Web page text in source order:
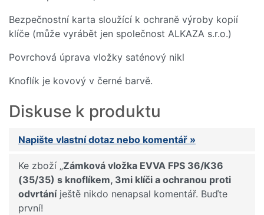
Bezpečnostní karta sloužící k ochraně výroby kopií
klíče (může vyrábět jen společnost ALKAZA s.r.o.)
Povrchová úprava vložky saténový nikl
Knoflík je kovový v černé barvě.
Diskuse k produktu
Napište vlastní dotaz nebo komentář »
Ke zboží „Zámková vložka EVVA FPS 36/K36
(35/35) s knoflíkem, 3mi klíči a ochranou proti
odvrtáníještě nikdo nenapsal komentář. Buďte
první!